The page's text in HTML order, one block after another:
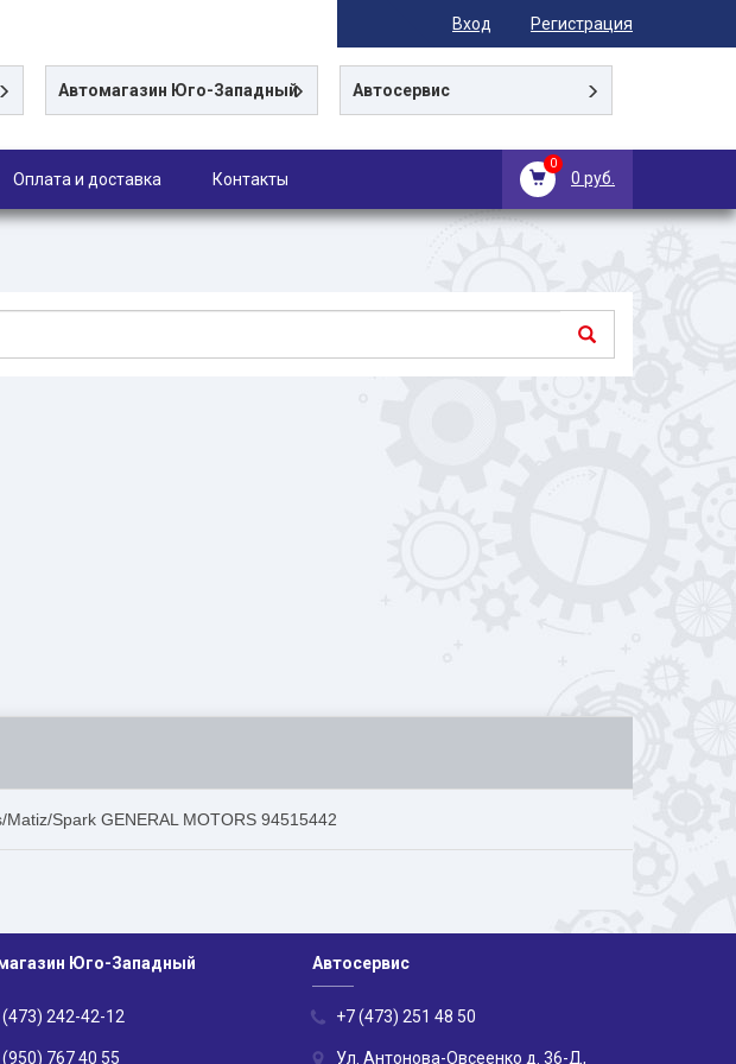
Вход Регистрация
Автомагазин Юго-Западный Автосервис
0
0 руб.
Оплата и доставка Контакты
Spark GENERAL MOTORS 94515442
Юго-Западный
(473) 242-42-12
(950) 767 40 55
Автосервис
+7 (473) 251 48 50
Ул. Антонова-Овсеенко д. 36-Д,